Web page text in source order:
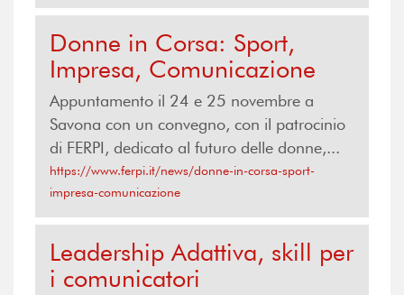
Donne in Corsa: Sport,
Impresa, Comunicazione
Appuntamento il 24 e 25 novembre a
Savona con un convegno, con il patrocinio
di FERPI, dedicato al futuro delle donne,...
https://www.ferpi.it/news/donne-in-corsa-sport-
impresa-comunicazione
Leadership Adattiva, skill per
i comunicatori